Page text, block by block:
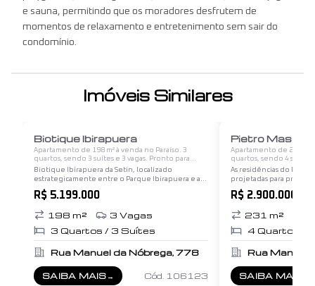
e sauna, permitindo que os moradores desfrutem de
momentos de relaxamento e entretenimento sem sair do
condomínio.
Imóveis Similares
Biotique Ibirapuera
Apartamento de 198 m² à venda no Paraíso. 3
quartos, sendo 3 suítes e 3 vagas. Pronto para
morar.
Biotique Ibirapuera da Setin, localizado
estrategicamente entre o Parque Ibirapuera e a
Av. Paulista. Em um terreno com mais de 2.500m²
de área e duas torres com um lazer incrível,
R$ 5.199.000
198 m² 3 Vagas
3 Quartos / 3 Suítes
Rua Manuel da Nóbrega, 778
SAIBA MAIS
SOBREBIOTIQUE IBIRAPUERA
→ Cód. 106123
Pietro
Apartamento de 231 m²
quartos, sendo 4 suítes
morar.
As residências do Pietro
projetadas para
de conforto e
necessidades de
R$ 2.900.000
231 m²
4Quartos /
Rua Manuel
SAIBA MAIS
SOBRE